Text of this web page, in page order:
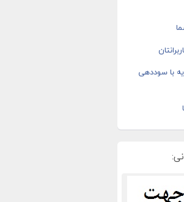
با سوددهی